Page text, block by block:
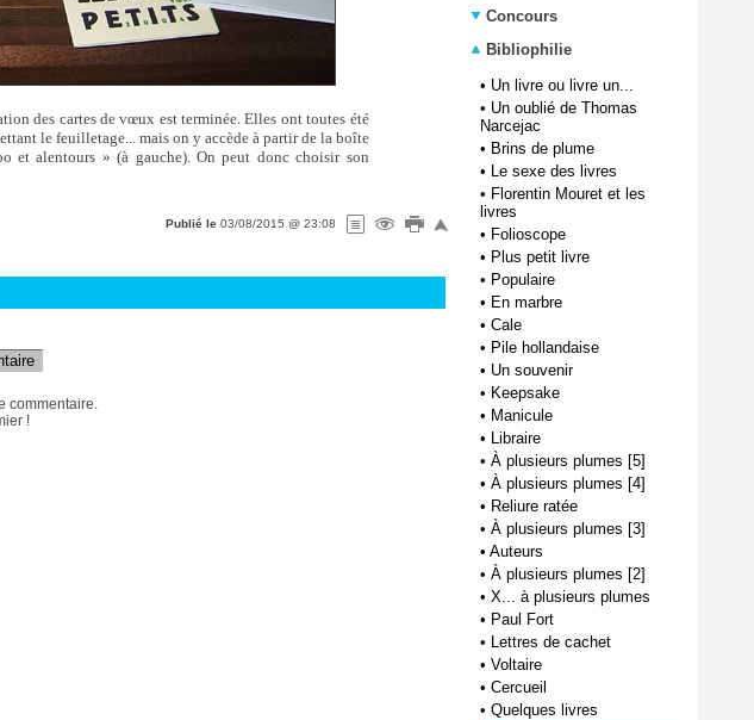
des cartes de vœux est terminée. Elles ont toutes été
le feuilletage... mais on y accède à partir de la boîte
et alentours » (à gauche). On peut donc choisir son
Publié le 03/08/2015 @ 23:08
commentaire.
!
Concours
Bibliophilie
• Un livre ou livre un...
• Un oublié de Thomas
Narcejac
• Brins de plume
• Le sexe des livres
• Florentin Mouret et les
livres
• Folioscope
• Plus petit livre
• Populaire
• En marbre
• Cale
• Pile hollandaise
• Un souvenir
• Keepsake
• Manicule
• Libraire
• À plusieurs plumes [5]
• À plusieurs plumes [4]
• Reliure ratée
• À plusieurs plumes [3]
• Auteurs
• À plusieurs plumes [2]
• X... à plusieurs plumes
• Paul Fort
• Lettres de cachet
• Voltaire
• Cercueil
• Quelques livres